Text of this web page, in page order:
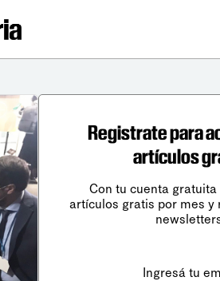
Registrate para
artículos
Con tu cuenta gratuita
artículos gratis por mes y
Ingresá tu